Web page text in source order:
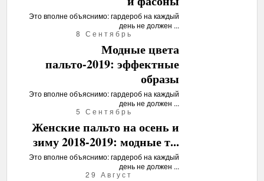
Это вполне объяснимо: гардероб на каждый
день не должен ...
8 Сентябрь
Модные цвета
пальто-2019: эффектные
образы
Это вполне объяснимо: гардероб на каждый
день не должен ...
5 Сентябрь
Женские пальто на осень и
зиму 2018-2019: модные т...
Это вполне объяснимо: гардероб на каждый
день не должен ...
29 Август